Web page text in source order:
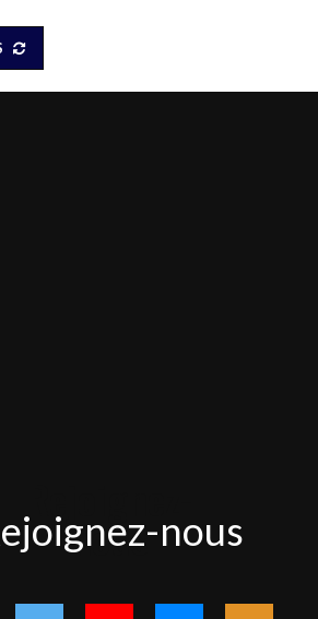
nous nous